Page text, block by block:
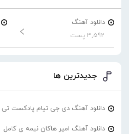
دانلود آهنگ
3,592 پست
جدیدترین ها
دانلود آهنگ دی جی تیام پادکست
دانلود آهنگ امیر هاکان نیمه ی کامل